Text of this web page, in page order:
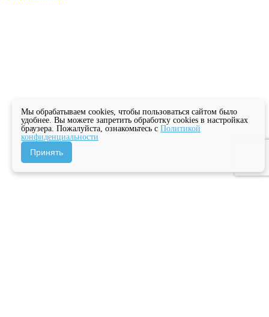
Мы обрабатываем cookies, чтобы пользоваться сайтом было
удобнее. Вы можете запретить обработку cookies в настройках
браузера. Пожалуйста, ознакомьтесь с Политикой
конфиденциальности
Принять